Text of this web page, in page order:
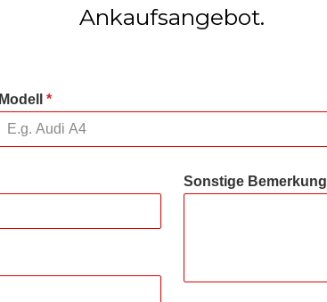
Ankaufsangebot.
Modell*
Sonstige Bemerkung